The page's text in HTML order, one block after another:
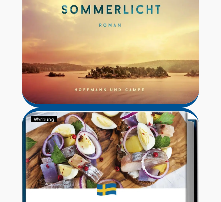
Werbung